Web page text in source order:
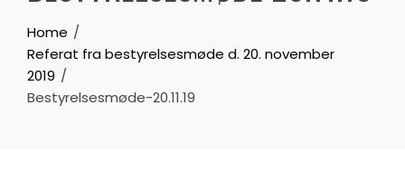
Home
Referat fra bestyrelsesmøde d. 20. november
2019
Bestyrelsesmøde-20.11.19